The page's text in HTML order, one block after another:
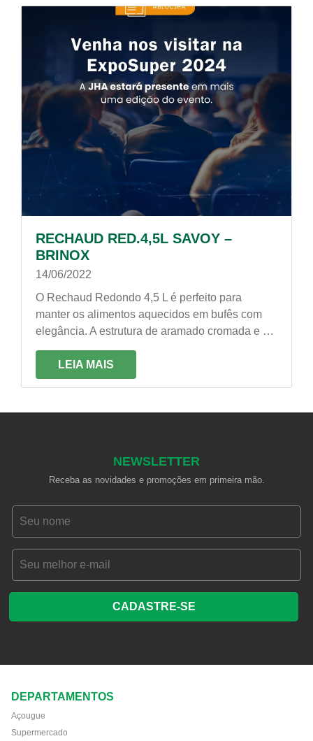
RECHAUD RED.4,5L SAVOY –
BRINOX
14/06/2022
O Rechaud Redondo 4,5 L é perfeito para
manter os alimentos aquecidos em bufês com
elegância. A estrutura de aramado cromada e a
caçarola em aço inox garantem o charme do
rechaud, perfeito para restaurantes, refeitórios e
hotéis.
LEIA MAIS
NEWSLETTER
Receba as novidades e promoções em primeira mão.
CADASTRE-SE
DEPARTAMENTOS
Açougue
Supermercado